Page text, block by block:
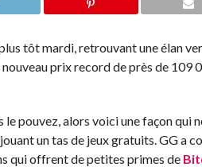
tôt mardi, retrouvant une élan
prix record de près de 109
pouvez, alors voici une façon qui
un tas de jeux gratuits.GG a
qui offrent de petites primes de